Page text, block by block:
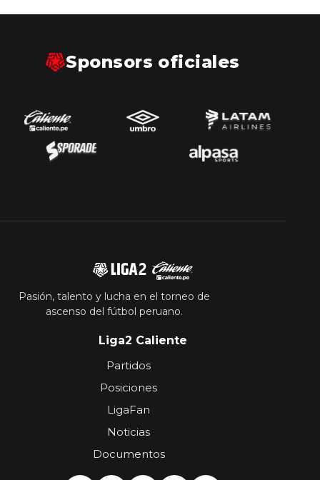
Sponsors oficiales
Pasión, talento y lucha en el torneo de
ascenso del fútbol peruano.
Liga2 Caliente
Partidos
Posiciones
LigaFan
Noticias
Documentos